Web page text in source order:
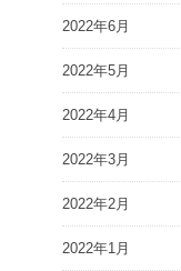
2022年6月
2022年5月
2022年4月
2022年3月
2022年2月
2022年1月